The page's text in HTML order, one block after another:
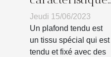
d’un plafond
tendu
Jeudi 15/06/2023
Un plafond tendu est
un tissu spécial qui est
tendu et fixé avec des